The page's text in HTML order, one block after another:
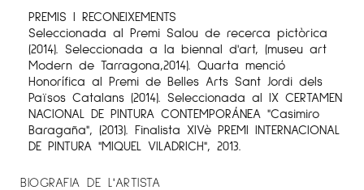
PREMIS I RECONEIXEMENTS
Seleccionada al Premi Salou de recerca pictòrica
(2014). Seleccionada a la biennal d'art, (museu art
Modern de Tarragona,2014). Quarta menció
Honorífica al Premi de Belles Arts Sant Jordi dels
Països Catalans (2014). Seleccionada al IX CERTAMEN
NACIONAL DE PINTURA CONTEMPORÁNEA "Casimiro
Baragaña", (2013). Finalista XIVè PREMI INTERNACIONAL
DE PINTURA "MIQUEL VILADRICH", 2013.
BIOGRAFIA DE L'ARTISTA